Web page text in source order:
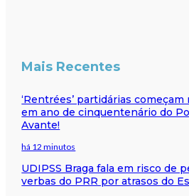
Mais Recentes
‘Rentrées’ partidárias começam
em ano de cinquentenário do
Avante!
há 12 minutos
UDIPSS Braga fala em risco de
verbas do PRR por atrasos do